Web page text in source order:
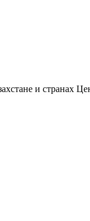
и странах